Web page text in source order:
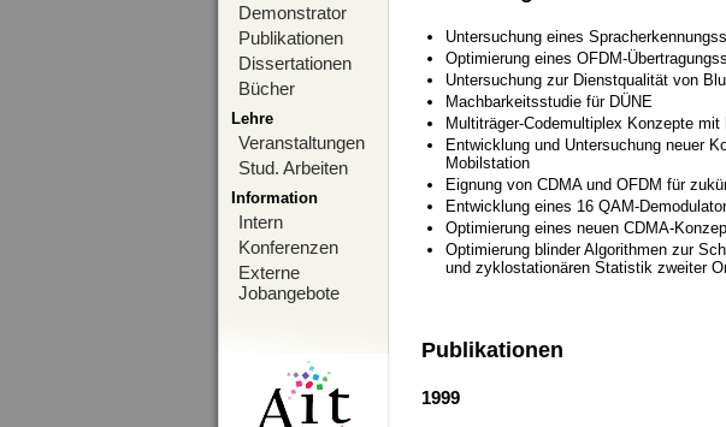
Demonstrator
Publikationen
Dissertationen
Bücher
Lehre
Veranstaltungen
Stud. Arbeiten
Information
Intern
Konferenzen
Externe
Jobangebote
Untersuchung eines
Optimierung eines OFDM-
Untersuchung zur Dienstqualität von
Machbarkeitsstudie für DÜNE
Multiträger-Codemultiplex Konzepte
Entwicklung und Untersuchung neuer
Mobilstation
Eignung von CDMA und OFDM für
Entwicklung eines 16 QAM-
Optimierung eines neuen CDMA-
Optimierung blinder Algorithmen zur
und zyklostationären Statistik zweiter
Publikationen
1999